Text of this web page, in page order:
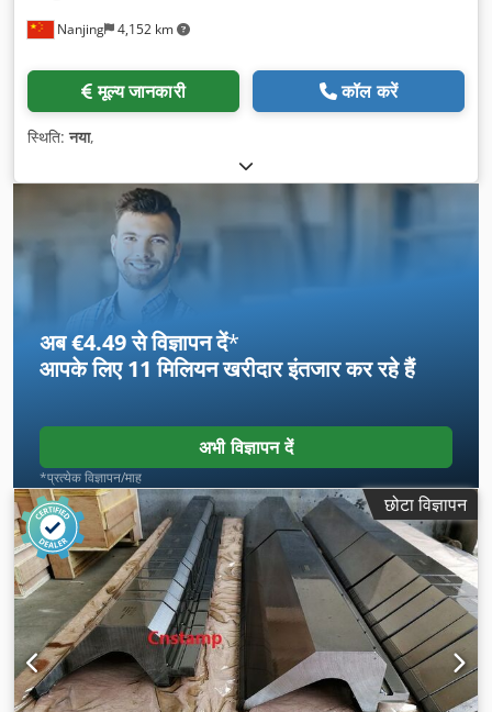
Nanjing 4,152 km
मूल्य जानकारी कॉल करें
स्थिति:नया,
अब €4.49 से विज्ञापन दें*
आपके लिए11 मिलियन खरीदारइंतजार कर रहे हैं
अभी विज्ञापन दें
*प्रत्येक विज्ञापन/माह
छोटा विज्ञापन